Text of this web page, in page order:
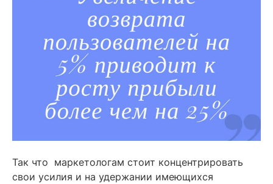
Так что маркетологам стоит концентрировать
свои усилия и на удержании имеющихся